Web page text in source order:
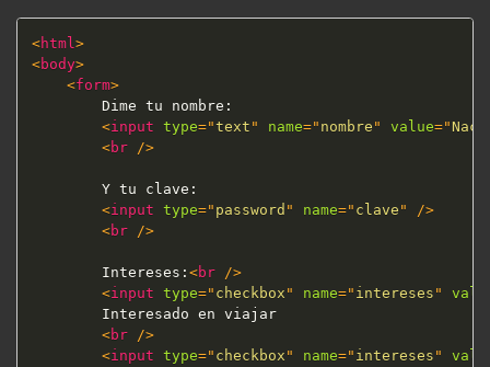
<html>
<body>
<form>
        Dime tu nombre:
<input type="text " name=" nombre " value="
<br />
        Y tu clave:
<input type=" password " name=" clave "
/>
<br />
        Intereses:
<br />
<input type=" checkbox " name=" intereses "
        Interesado en viajar
<br />
<input type=" checkbox " name=" intereses "